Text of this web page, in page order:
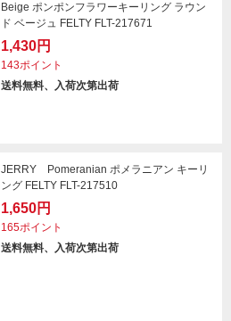
Beige ポンポンフラワーキーリング ラウン
ド ベージュ FELTY FLT-217671
1,430円
143ポイント
送料無料、入荷次第出荷
JERRY Pomeranian ポメラニアン キーリ
ング FELTY FLT-217510
1,650円
165ポイント
送料無料、入荷次第出荷